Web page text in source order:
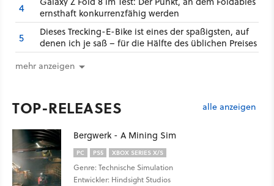
4
ernsthaft konkurrenzfähig werden
5
Dieses Trecking-E-Bike ist eines der spaßigsten, auf
denen ich je saß – für die Hälfte des üblichen Preises
mehr anzeigen
TOP-RELEASES alle anzeigen
Bergwerk - A Mining Sim
PC PS5 XBOX SERIES X/S
Genre: Technische Simulation
Entwickler: Hindsight Studios